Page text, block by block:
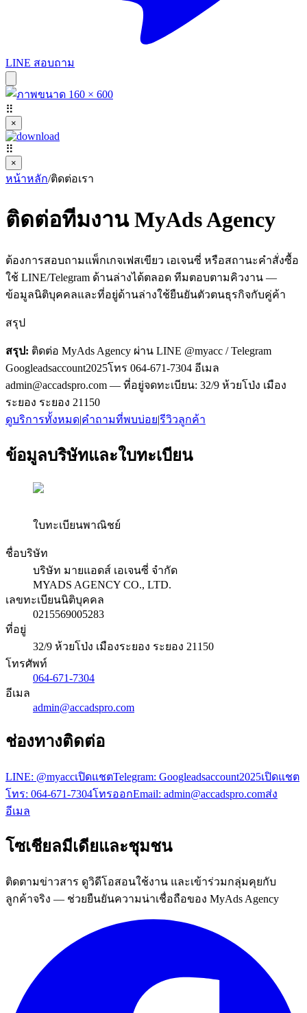
LINE สอบถาม
⠿
×
⠿
×
หน้าหลัก/ติดต่อเรา
ติดต่อทีมงาน MyAds Agency
ต้องการสอบถามแพ็กเกจเฟสเขียว เอเจนซี่ หรือสถานะคำสั่งซื้อ
ใช้ LINE/Telegram ด้านล่างได้ตลอด ทีมตอบตามคิวงาน —
ข้อมูลนิติบุคคลและที่อยู่ด้านล่างใช้ยืนยันตัวตนธุรกิจกับคู่ค้า
สรุป
สรุป: ติดต่อ MyAds Agency ผ่าน LINE @myacc / Telegram
Googleadsaccount2025โทร 064-671-7304 อีเมล
admin@accadspro.com — ที่อยู่จดทะเบียน: 32/9 ห้วยโป่ง เมือง
ระยอง ระยอง 21150
ดูบริการทั้งหมด|คำถามที่พบบ่อย|รีวิวลูกค้า
ข้อมูลบริษัทและใบทะเบียน
ใบทะเบียนพาณิชย์
ชื่อบริษัท
บริษัท มายแอดส์ เอเจนซี่ จำกัด
MYADS AGENCY CO., LTD.
เลขทะเบียนนิติบุคคล
0215569005283
ที่อยู่
32/9 ห้วยโป่ง เมืองระยอง ระยอง 21150
โทรศัพท์
064-671-7304
อีเมล
admin@accadspro.com
ช่องทางติดต่อ
LINE: @myaccเปิดแชตTelegram: Googleadsaccount2025เปิดแชต
โทร: 064-671-7304โทรออกEmail: admin@accadspro.comส่ง
อีเมล
โซเชียลมีเดียและชุมชน
ติดตามข่าวสาร ดูวิดีโอสอนใช้งาน และเข้าร่วมกลุ่มคุยกับ
ลูกค้าจริง — ช่วยยืนยันความน่าเชื่อถือของ MyAds Agency